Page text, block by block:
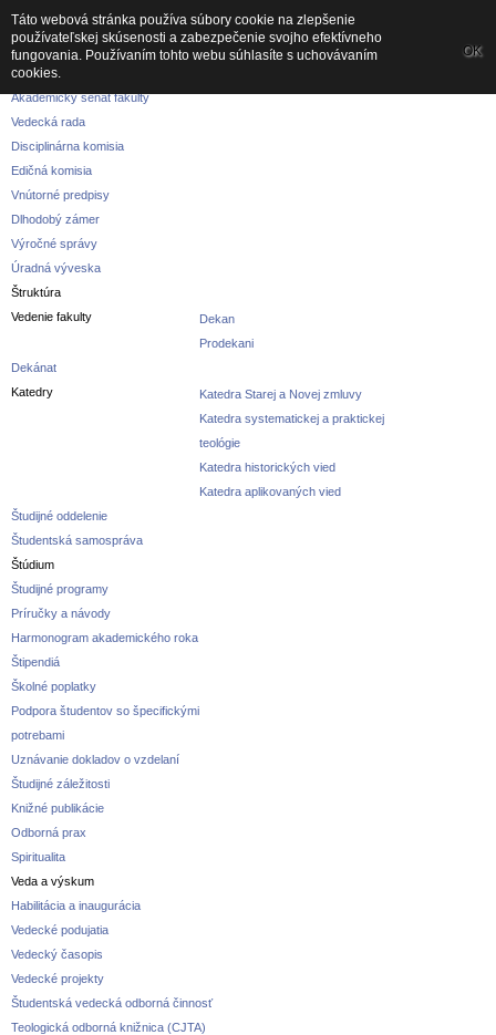
Fakulta
O fakulte
Akademický senát fakulty
Vedecká rada
Disciplinárna komisia
Edičná komisia
Vnútorné predpisy
Dlhodobý zámer
Výročné správy
Úradná výveska
Štruktúra
Vedenie fakulty
Dekan
Prodekani
Dekánat
Katedry
Katedra Starej a Novej zmluvy
Katedra systematickej a praktickej
teológie
Katedra historických vied
Katedra aplikovaných vied
Študijné oddelenie
Študentská samospráva
Štúdium
Študijné programy
Príručky a návody
Harmonogram akademického roka
Štipendiá
Školné poplatky
Podpora študentov so špecifickými
potrebami
Uznávanie dokladov o vzdelaní
Študijné záležitosti
Knižné publikácie
Odborná prax
Spiritualita
Veda a výskum
Habilitácia a inaugurácia
Vedecké podujatia
Vedecký časopis
Vedecké projekty
Študentská vedecká odborná činnosť
Teologická odborná knižnica (CJTA)
Táto webová stránka používa súbory cookie na zlepšenie
používateľskej skúsenosti a zabezpečenie svojho efektívneho
fungovania. Používaním tohto webu súhlasíte s uchovávaním
cookies.
OK